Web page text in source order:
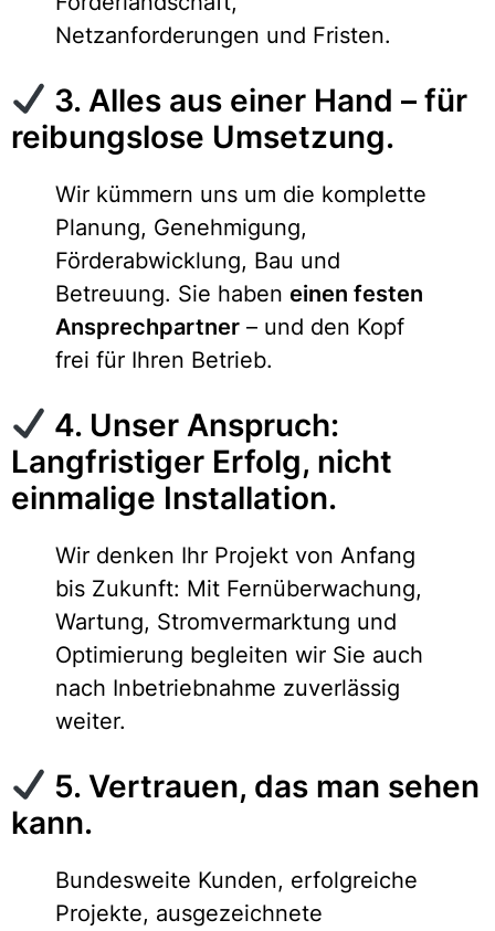
Netzanforderungen und Fristen.
3. Alles aus einer Hand – für
reibungslose Umsetzung.
Wir kümmern uns um die komplette
Planung, Genehmigung,
Förderabwicklung, Bau und
Betreuung. Sie haben einen festen
Ansprechpartner – und den Kopf
frei für Ihren Betrieb.
4. Unser Anspruch:
Langfristiger Erfolg, nicht
einmalige Installation.
Wir denken Ihr Projekt von Anfang
bis Zukunft: Mit Fernüberwachung,
Wartung, Stromvermarktung und
Optimierung begleiten wir Sie auch
nach Inbetriebnahme zuverlässig
weiter.
5. Vertrauen, das man sehen
kann.
Bundesweite Kunden, erfolgreiche
Projekte, ausgezeichnete